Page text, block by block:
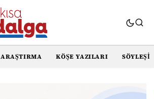
ARAŞTIRMA KÖŞE YAZILARI SÖYLEŞI